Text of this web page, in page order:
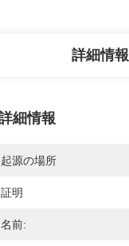
詳細情報
細情報
起源の場所
証明
名前: